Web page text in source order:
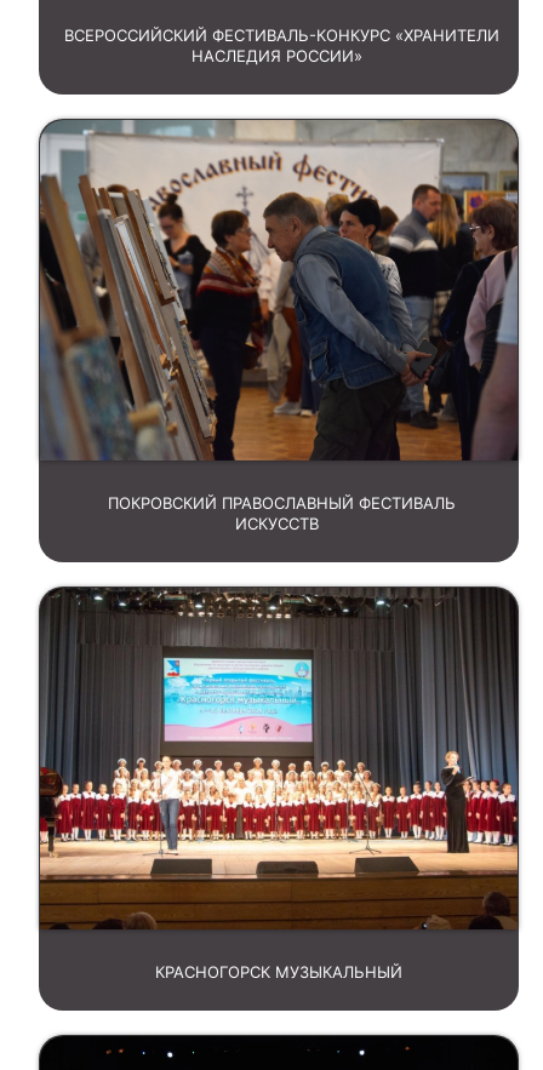
ВСЕРОССИЙСКИЙ ФЕСТИВАЛЬ-КОНКУРС «ХРАНИТЕЛИ
НАСЛЕДИЯ РОССИИ»
ПОКРОВСКИЙ ПРАВОСЛАВНЫЙ ФЕСТИВАЛЬ
ИСКУССТВ
КРАСНОГОРСК МУЗЫКАЛЬНЫЙ